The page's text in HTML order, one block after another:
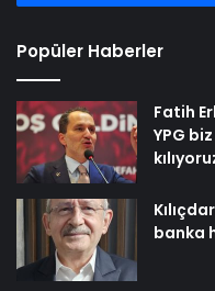
Popüler Haberler
Fatih
YPG
banka